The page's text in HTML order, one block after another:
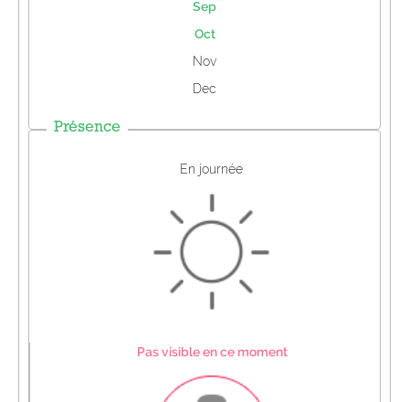
Sep
Oct
Nov
Dec
Présence
En journée
Pas visible en ce moment